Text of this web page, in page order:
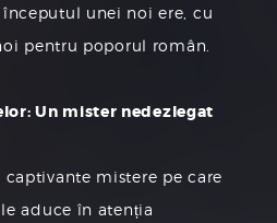
unei noi ere, cu
pentru poporul român.
Un mister nedezlegat
mistere pe care
aduce în atenția